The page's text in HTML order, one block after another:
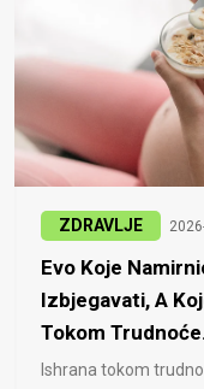
ZDRAVLJE
Evo Koje
Izbjegavati, A
Tokom
Ishrana tokom